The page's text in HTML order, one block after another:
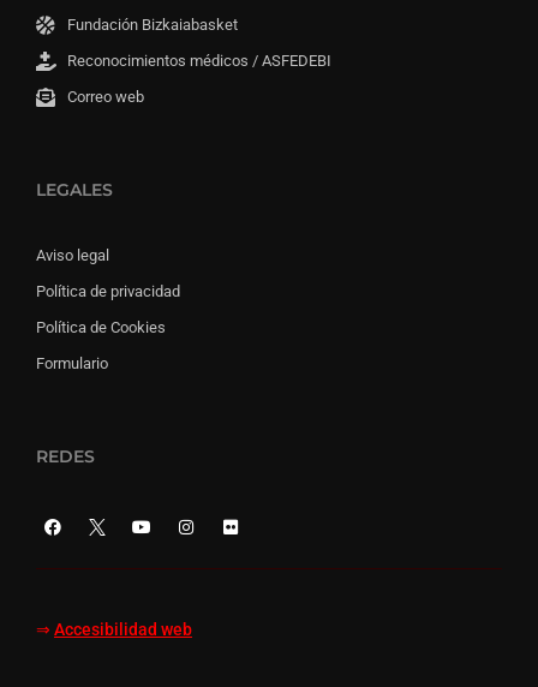
Fundación Bizkaiabasket
Reconocimientos médicos / ASFEDEBI
Correo web
LEGALES
Aviso legal
Política de privacidad
Política de Cookies
Formulario
REDES
⇒ Accesibilidad web